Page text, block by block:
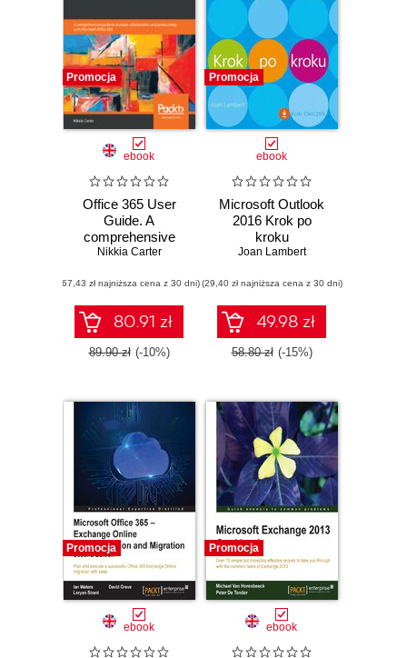
Promocja
ebook
Office 365 User
Guide. A
comprehensive
guide to increase
productivity with
Microsoft Office
365
Nikkia Carter
(67,43 zł najniższa cena z 30 dni)
80.91 zł
89.90 zł (-10%)
Promocja
ebook
Microsoft Outlook
2016 Krok po
kroku
Joan Lambert
(29,40 zł najniższa cena z 30 dni)
49.98 zł
58.80 zł (-15%)
Promocja
ebook
Promocja
ebook